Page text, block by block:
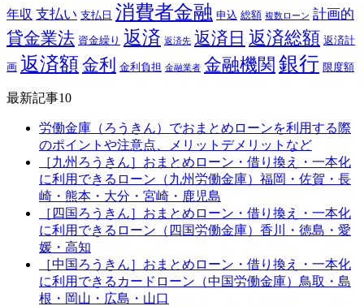
年収 支払い 支払日 消費者金融 申込 総額 複数ローン 計画的
貸金業法 資金繰り 返済 返済先 返済日 返済総額 返済計
画 返済額金利 金利負担 金融業者 金融機関 銀行 限度額
最新記事10
労働金庫（ろうきん）でおまとめローンを利用する際
のポイントや注意点、メリットデメリットなど
［九州ろうきん］おまとめローン・借り換え・一本化
に利用できるローン（九州労働金庫）福岡・佐賀・長
崎・熊本・大分・宮崎・鹿児島
［四国ろうきん］おまとめローン・借り換え・一本化
に利用できるローン（四国労働金庫）香川・徳島・愛
媛・高知
［中国ろうきん］おまとめローン・借り換え・一本化
に利用できるカードローン（中国労働金庫）鳥取・島
根・岡山・広島・山口